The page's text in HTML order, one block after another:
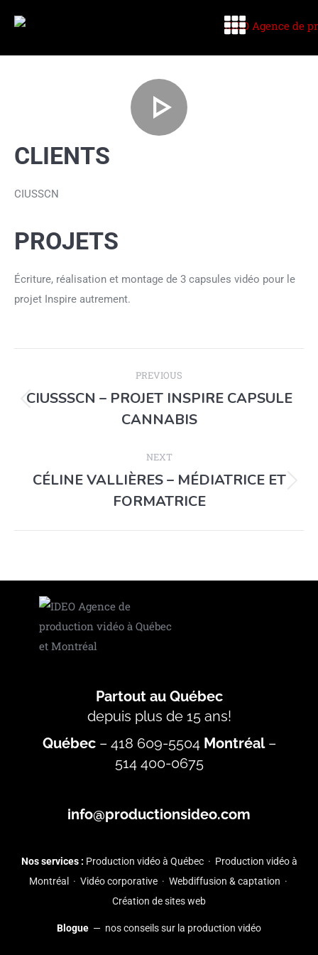
CLIENTS
CIUSSCN
PROJETS
Écriture, réalisation et montage de 3 capsules vidéo pour le
projet Inspire autrement.
PREVIOUS
CIUSSSCN – PROJET INSPIRE CAPSULE
CANNABIS
NEXT
CÉLINE VALLIÈRES – MÉDIATRICE ET
FORMATRICE
Partout au Québec
depuis plus de 15 ans!
Québec– 418 609-5504 Montréal–
514 400-0675
info@productionsideo.com
Nos services : Production vidéo à Québec· Production vidéo à
Montréal
· Vidéo corporative· Webdiffusion & captation ·
Création de sites web
Blogue — nos conseils sur la production vidéo